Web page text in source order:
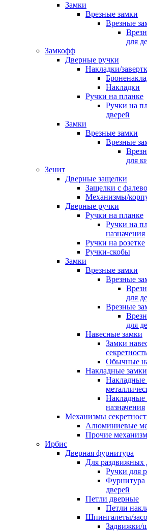
Замки
Врезные замки
Врезные
для
Замкофф
Дверные ручки
Накладки/
Накладки
Ручки на планке
Ручки на
дверей
Замки
Врезные замки
Врезные
для
Зенит
Дверные защелки
Защелки с
Механизмы/
Дверные ручки
Ручки на планке
Ручки на
назначения
Ручки на розетке
Ручки-скобы
Замки
Врезные замки
Врезные
для
Врезные
для
Навесные замки
Замки
Обычные
Накладные замки
Накладные
Накладные
назначения
Механизмы
Алюминиевые
Прочие
Ирбис
Дверная фурнитура
Для раздвижных
Ручки для
Фурнитура
дверей
Петли дверные
Петли
Шпингалеты/
Задвижки/